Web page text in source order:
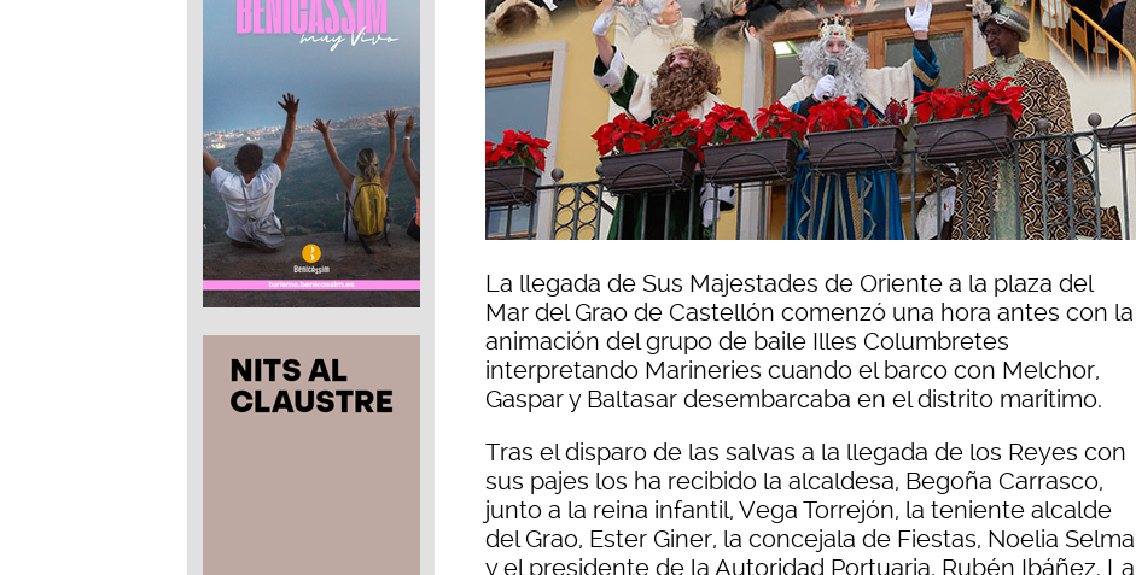
La llegada de Sus Majestades de Oriente a la plaza del
Mar del Grao de Castellón comenzó una hora antes con la
animación del grupo de baile Illes Columbretes
interpretando Marineries cuando el barco con Melchor,
Gaspar y Baltasar desembarcaba en el distrito marítimo.
Tras el disparo de las salvas a la llegada de los Reyes con
sus pajes los ha recibido la alcaldesa, Begoña Carrasco,
junto a la reina infantil, Vega Torrejón, la teniente alcalde
del Grao, Ester Giner, la concejala de Fiestas, Noelia Selma
y el presidente de la Autoridad Portuaria, Rubén Ibáñez. La